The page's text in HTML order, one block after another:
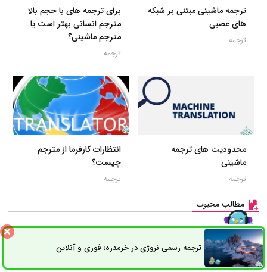
ترجمه ماشینی مبتنی بر شبکه
های عصبی
ترجمه
برای ترجمه های با حجم بالا
مترجم انسانی بهتر است یا
مترجم ماشینی؟
ترجمه
محدودیت های ترجمه
ماشینی
ترجمه
انتظارات کارفرما از مترجم
چیست؟
ترجمه
مطالب محبوب
ترجمه رسمی نروژی در خرمدره؛ فوری و آنلاینثبت سفارش راه های ارتباطی